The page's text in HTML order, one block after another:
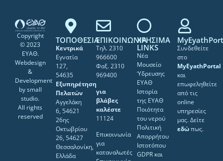
Copyright
© 2023
ΕΥΑΘ.
Webdesign
&
Development
bysmall
studio.
All rights
reserved
ΤΟΠΟΘΕΣΙΑ
Κεντρικά
Εγνατία
127,
54635
Εξυπηρέτηση
Πελατών
Αγγελάκη
6, 54621
26ης
Οκτωβρίου
26, 54627
Θεσσαλονίκη,
Ελλάδα
ΕΠΙΚΟΙΝΩΝΙΑ
Τηλ. 2310
966600
Φαξ. 2310
969400
για
βλάβες
καλέστε
11124
Επικοινωνία
για
καταναλωτές
ΧΡΗΣΙΜΑ
LINKS
Νέα
Μουσείο
Ύδρευσης
ΕΥΑΘ
Ιστορία
της ΕΥΑΘ
Ποιότητα
του νερού
Πολιτική
Απορρήτου
Ιστοτόπου
GDPR και
Συνδεθείτε
στο
MyEyathPortal
και
επωφεληθείτε
από τις
online
υπηρεσίες
μας. Δείτε
εδώπως.